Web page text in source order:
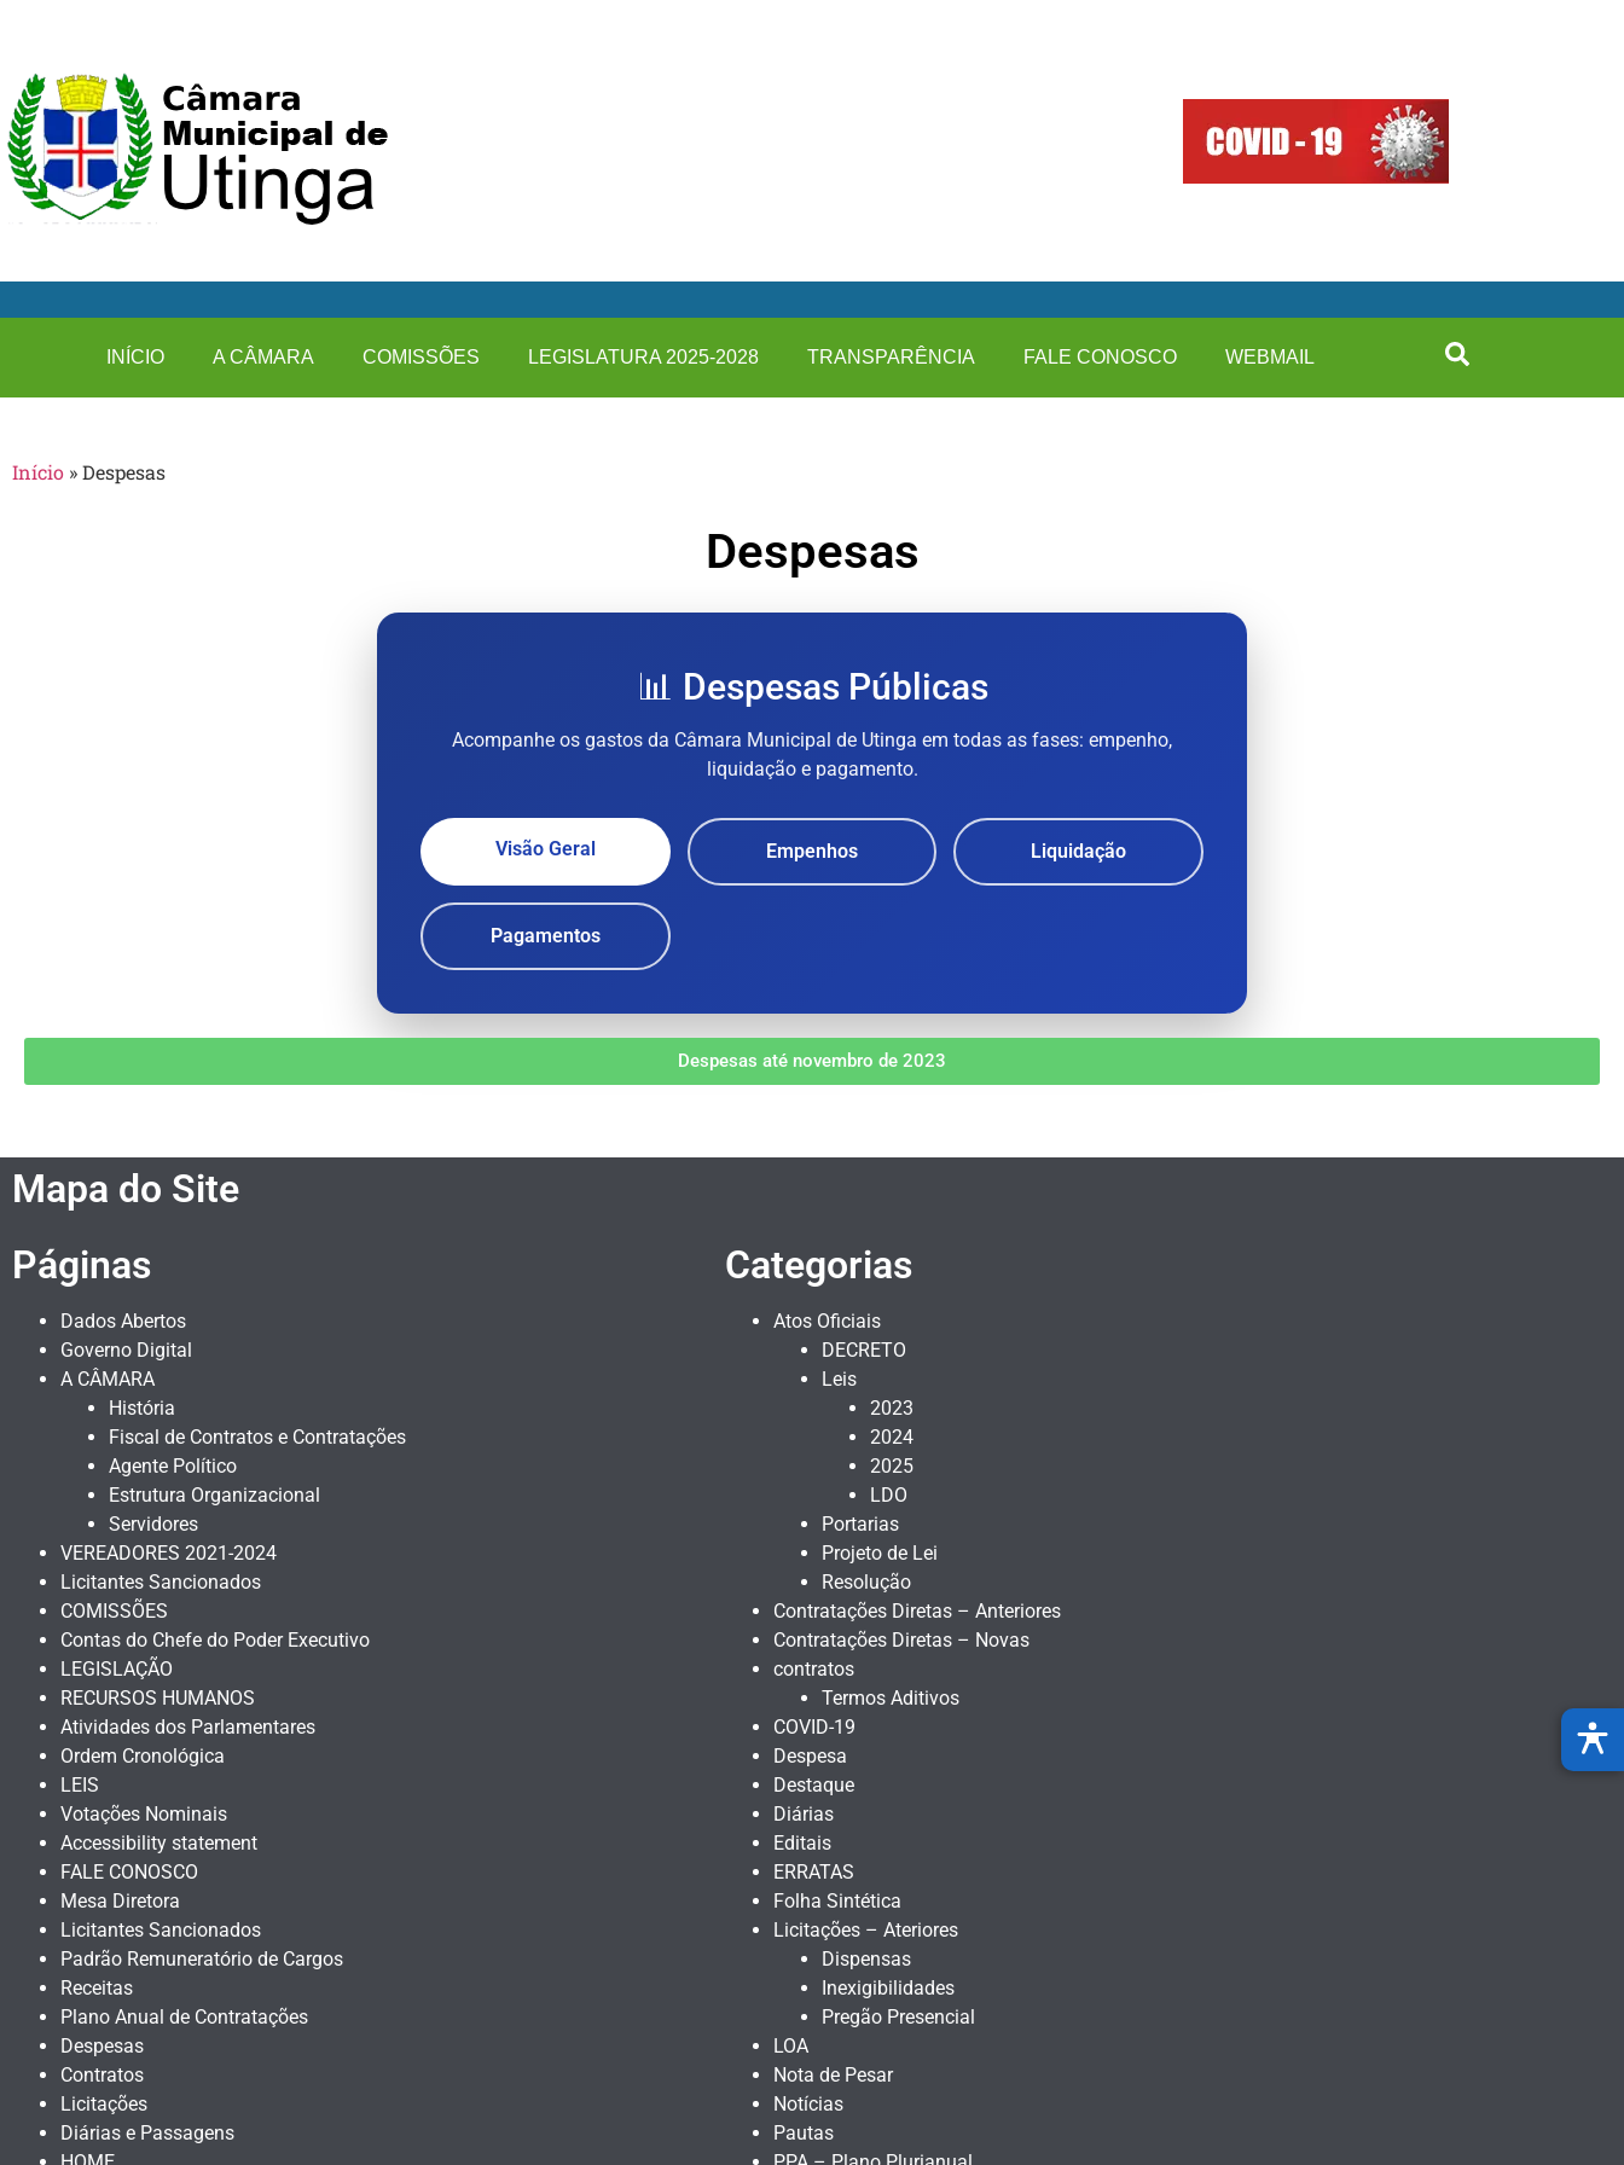
INÍCIO A CÂMARA COMISSÕES LEGISLATURA 2025-2028 TRANSPARÊNCIA FALE CONOSCO WEBMAIL
Início »Despesas
Despesas
📊 Despesas Públicas
Acompanhe os gastos da Câmara Municipal de Utinga em todas as fases: empenho,
liquidação e pagamento.
Visão Geral Empenhos Liquidação
Pagamentos
Despesas até novembro de 2023
Mapa do Site
Páginas
Dados Abertos
Governo Digital
A CÂMARA
História
Fiscal de Contratos e Contratações
Agente Político
Estrutura Organizacional
Servidores
VEREADORES 2021-2024
Licitantes Sancionados
COMISSÕES
Contas do Chefe do Poder Executivo
LEGISLAÇÃO
RECURSOS HUMANOS
Atividades dos Parlamentares
Ordem Cronológica
LEIS
Votações Nominais
Accessibility statement
FALE CONOSCO
Mesa Diretora
Licitantes Sancionados
Padrão Remuneratório de Cargos
Receitas
Plano Anual de Contratações
Despesas
Contratos
Licitações
Diárias e Passagens
Categorias
Atos Oficiais
DECRETO
Leis
2023
2024
2025
LDO
Portarias
Projeto de Lei
Resolução
Contratações Diretas – Anteriores
Contratações Diretas – Novas
contratos
Termos Aditivos
COVID-19
Despesa
Destaque
Diárias
Editais
ERRATAS
Folha Sintética
Licitações – Ateriores
Dispensas
Inexigibilidades
Pregão Presencial
LOA
Nota de Pesar
Notícias
Pautas